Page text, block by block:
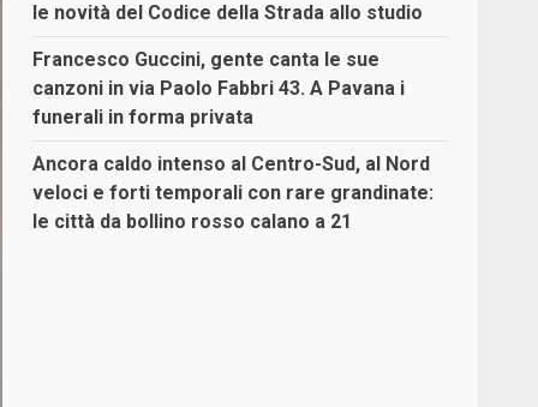
le novità del Codice della Strada allo studio
Francesco Guccini, gente canta le sue
canzoni in via Paolo Fabbri 43. A Pavana i
funerali in forma privata
Ancora caldo intenso al Centro-Sud, al Nord
veloci e forti temporali con rare grandinate:
le città da bollino rosso calano a 21